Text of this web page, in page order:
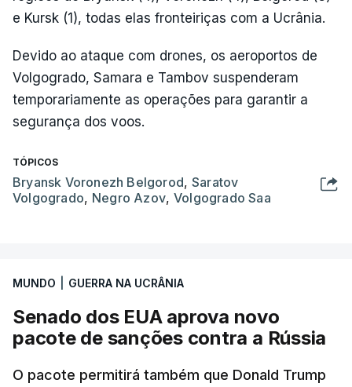
e Kursk (1), todas elas fronteiriças com a Ucrânia.
Devido ao ataque com drones, os aeroportos de
Volgogrado, Samara e Tambov suspenderam
temporariamente as operações para garantir a
segurança dos voos.
TÓPICOS
Bryansk Voronezh Belgorod, Saratov
Volgogrado, Negro Azov, Volgogrado Saa
MUNDO GUERRA NA UCRÂNIA
Senado dos EUA aprova novo
pacote de sanções contra a Rússia
O pacote permitirá também que Donald Trump